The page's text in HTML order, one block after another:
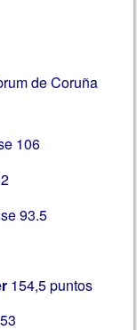
de Coruña
106
93.5
154,5 puntos